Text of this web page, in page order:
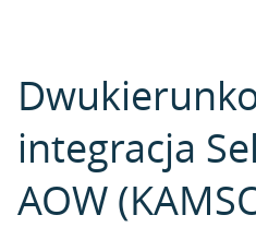
integracja
AOW